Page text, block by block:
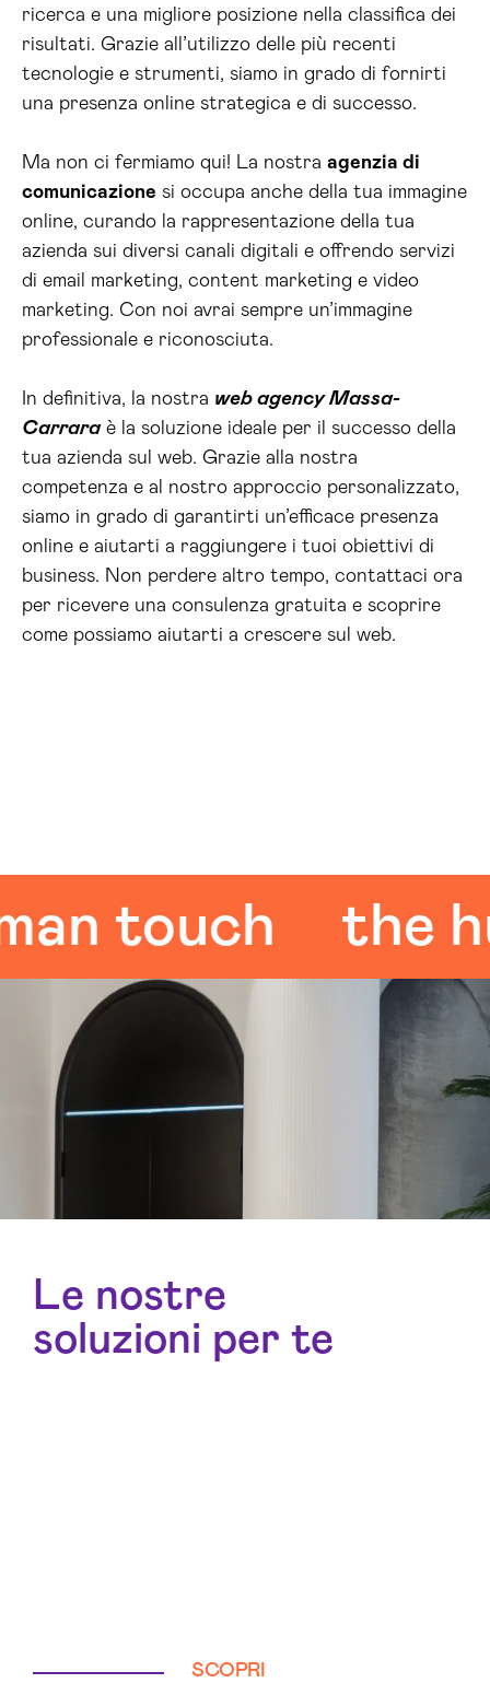
ricerca e una migliore posizione nella classifica dei
risultati. Grazie all’utilizzo delle più recenti
tecnologie e strumenti, siamo in grado di fornirti
una presenza online strategica e di successo.
Ma non ci fermiamo qui! La nostra agenzia di
comunicazione si occupa anche della tua immagine
online, curando la rappresentazione della tua
azienda sui diversi canali digitali e offrendo servizi
di email marketing, content marketing e video
marketing. Con noi avrai sempre un’immagine
professionale e riconosciuta.
In definitiva, la nostra web agency Massa-
Carraraè la soluzione ideale per il successo della
tua azienda sul web. Grazie alla nostra
competenza e al nostro approccio personalizzato,
siamo in grado di garantirti un’efficace presenza
online e aiutarti a raggiungere i tuoi obiettivi di
business. Non perdere altro tempo, contattaci ora
per ricevere una consulenza gratuita e scoprire
come possiamo aiutarti a crescere sul web.
touch the
Le nostre
soluzioni per te
SCOPRI